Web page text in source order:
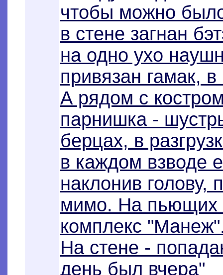
чтобы можно
в стене загнан
на одно ухо
привязан гамак,
А рядом с
парнишка -
берцах, в
в каждом взводе
наклонив голову,
мимо. На пьющих
комплекс
На стене -
день был вчера"